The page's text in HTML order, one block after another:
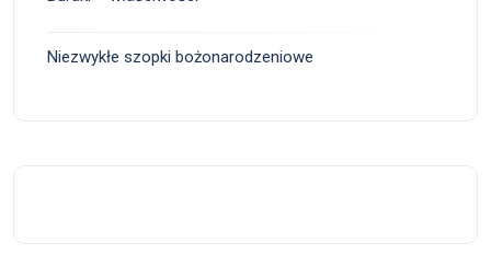
Niezwykłe szopki bożonarodzeniowe